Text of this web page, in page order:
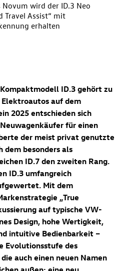
Novum wird der ID.3 Neo
Travel Assist“ mit
erhalten
Kompaktmodell ID.3 gehört zu
auf dem
2025 entschieden sich
für einen
der meist privat genutzte
dem besonders als
ID.7 den zweiten Rang.
ID.3 umfangreich
Mit dem
„True
auf typische VW-
Design, hohe Wertigkeit,
intuitive Bedienbarkeit –
Evolutionsstufe des
auch einen neuen Namen